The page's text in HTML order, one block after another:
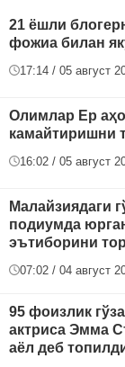
21 ёшли
фожиа билан
17:14 / 05 август
Олимлар Ер
камайтиришни
16:02 / 05 август
Малайзиядаги
подиумда
эътиборини
07:02 / 04 август
95 фоизлик
актриса Эмма
аёл деб